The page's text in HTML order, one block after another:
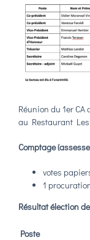
Réunion du 1erCA
au Restaurant
Comptage
votes
1
Résultat élection
Poste